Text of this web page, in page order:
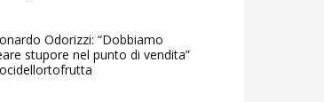
Odorizzi: “Dobbiamo
stupore nel punto di vendita”